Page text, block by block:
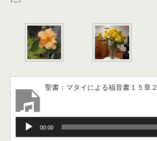
聖書：マタイによる福音書１５章
00:00